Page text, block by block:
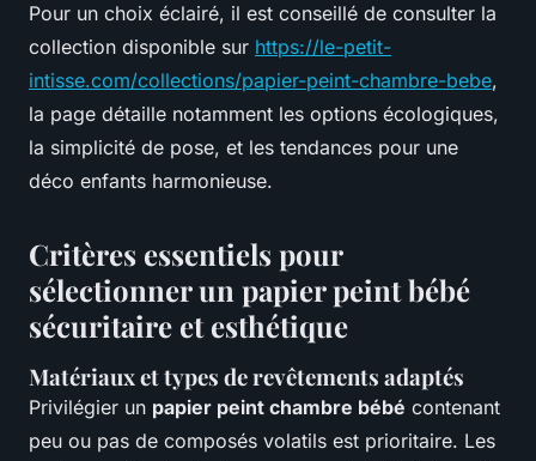
Pour un choix éclairé, il est conseillé de consulter la
collection disponible sur https://le-petit-
intisse.com/collections/papier-peint-chambre-bebe,
la page détaille notamment les options écologiques,
la simplicité de pose, et les tendances pour une
déco enfants harmonieuse.
Critères essentiels pour
sélectionner un papier peint bébé
sécuritaire et esthétique
Matériaux et types de revêtements adaptés
Privilégier un papier peint chambre bébé contenant
peu ou pas de composés volatils est prioritaire. Les